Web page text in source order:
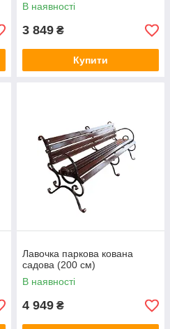
В наявності
3 849 ₴
Купити
Лавочка паркова кована
садова (200 см)
В наявності
4 949 ₴